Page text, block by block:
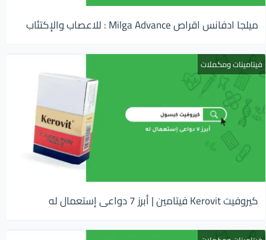
ميلجا ادفانس اقراص Milga Advance : للاعصاب والإكتئاب
فيتامينات ومكملات
كيروفيت Kerovit فيتامين | أبرز 7 دواعى إستعمال له